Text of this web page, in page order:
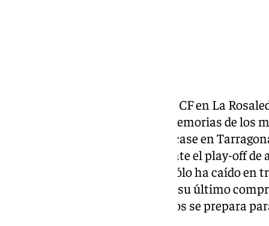
Se acaba el 2024 para el Málaga CF en La
marcado para siempre en las memorias de los
histórico gol de Cordero se marcase en
grandes noches de gestas durante el play-off
partidos de un equipo que tan sólo ha caído en
próximo 18 de diciembre jugará su último
y Martiricos se prepara